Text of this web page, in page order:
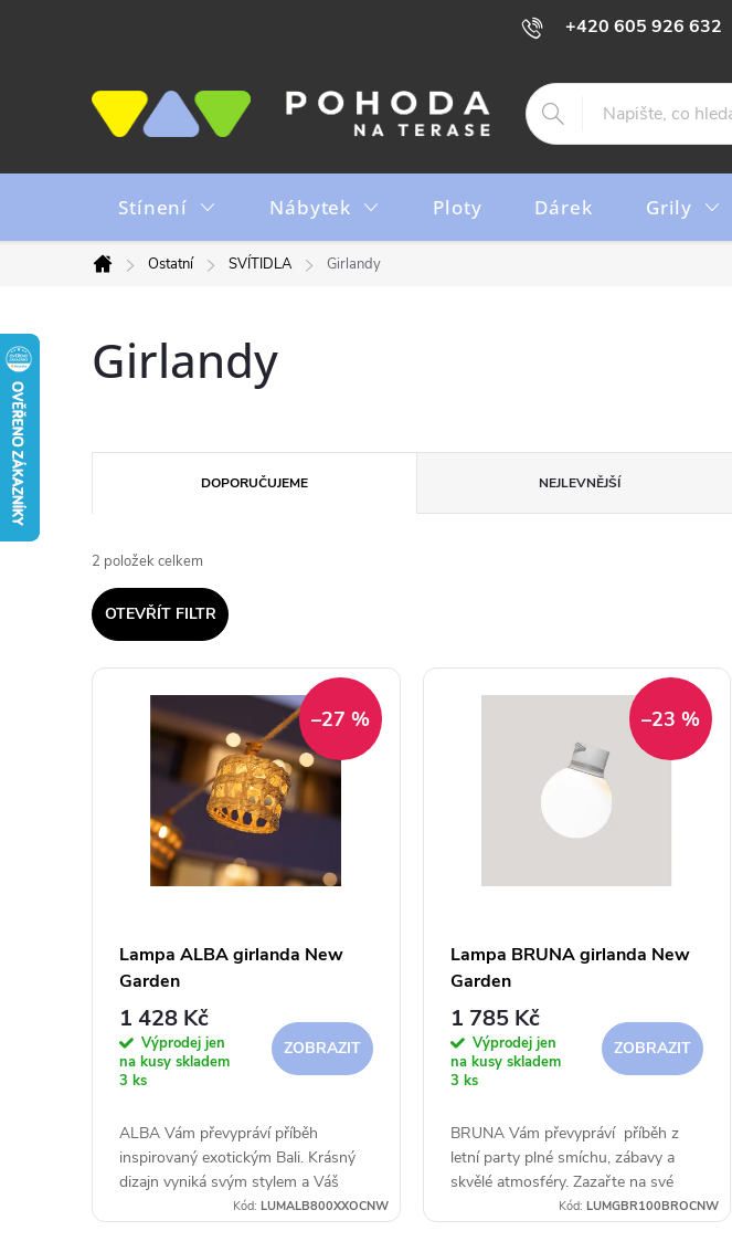
+420 605 926 632
Stínení Nábytek Ploty Dárek Grily
Domů
Ostatní SVÍTIDLA Girlandy
Girlandy
a
z
e
DOPORUČUJEME NEJLEVNĚJŠÍ
2 položek celkem
OTEVŘÍT FILTR
V
–27 %
Lampa ALBA girlanda New
Garden
1 428 Kč
Výprodej jen
na kusy skladem
3 ks
ZOBRAZIT
ALBA Vám převypráví příběh
inspirovaný exotickým Bali. Krásný
dizajn vyniká svým stylem a Váš
prostor udělá jedinečným. Pro
Kód: LUMALB800XXOCNW
–23 %
Lampa BRUNA girlanda New
Garden
1 785 Kč
Výprodej jen
na kusy skladem
3 ks
ZOBRAZIT
BRUNA Vám převypráví příběh z
letní party plné smíchu, zábavy a
skvělé atmosféry. Zazařte na své
party s touto elegantní girlandou.
Kód: LUMGBR100BROCNW